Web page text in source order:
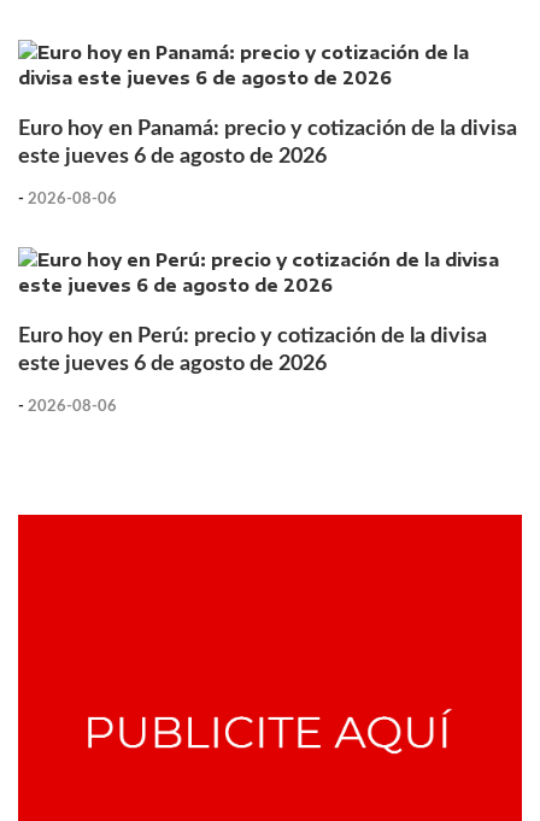
Euro hoy en Panamá: precio y cotización de la divisa
este jueves 6 de agosto de 2026
- 2026-08-06
Euro hoy en Perú: precio y cotización de la divisa
este jueves 6 de agosto de 2026
- 2026-08-06